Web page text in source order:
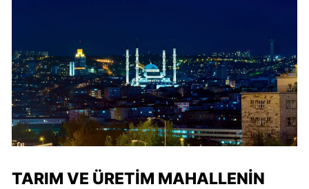
TARIM VE ÜRETIM MAHALLENIN